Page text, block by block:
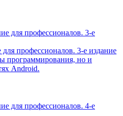
профессионалов. 3-е издание
программирования, но и
Android.